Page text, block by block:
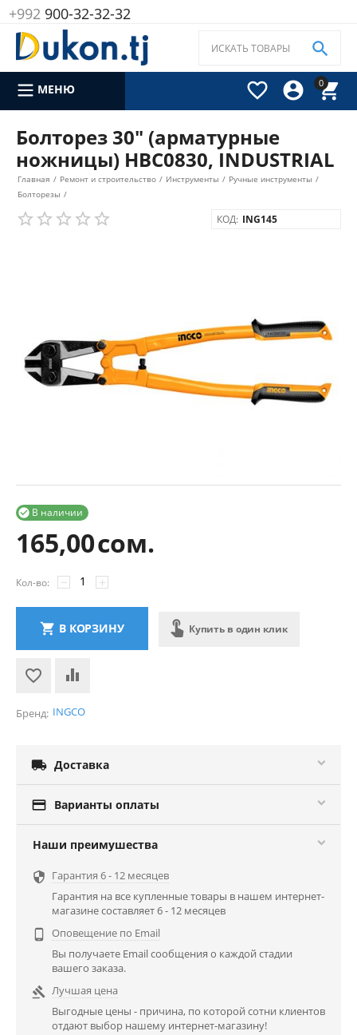
+992900-32-32-32
0




МЕНЮ
Болторез 30" (арматурные
ножницы) HBC0830, INDUSTRIAL
Главная / Ремонт и строительство / Инструменты / Ручные инструменты /
Болторезы /
КОД: ING145
В наличии

165,00сом.
Кол-во: +
−
В КОРЗИНУ Купить в один клик
Бренд: INGCO
 Доставка
 Варианты оплаты
Наши преимушества
 Гарантия 6 - 12 месяцев
Гарантия на все купленные товары в нашем интернет-
магазине составляет 6 - 12 месяцев

Оповещение по Email
Вы получаете Email сообщения о каждой стадии
вашего заказа.

Лучшая цена
Выгодные цены - причина, по которой сотни клиентов
отдают выбор нашему интернет-магазину!